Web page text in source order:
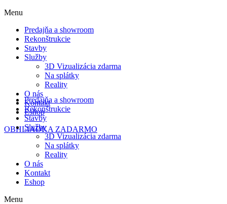
Menu
Predajňa a showroom
Rekonštrukcie
Stavby
Služby
3D Vizualizácia zdarma
Na splátky
Reality
O nás
Kontakt
Eshop
OBHLIADKA ZADARMO
Predajňa a showroom
Rekonštrukcie
Stavby
Služby
3D Vizualizácia zdarma
Na splátky
Reality
O nás
Kontakt
Eshop
Menu